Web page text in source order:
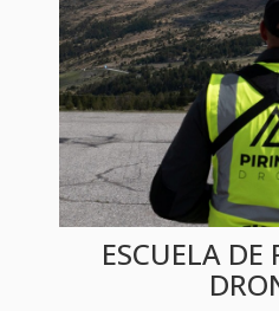
ESCUELA DE